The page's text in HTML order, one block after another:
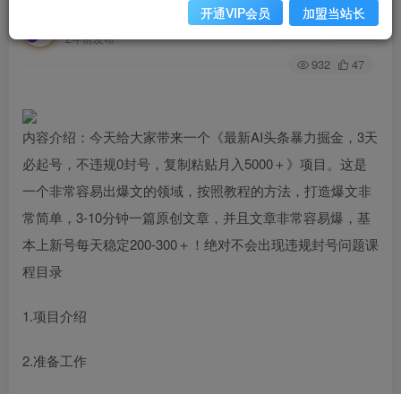
2年前发布
关注 私信
932 47
内容介绍：今天给大家带来一个《最新AI头条暴力掘金，3天
必起号，不违规0封号，复制粘贴月入5000＋》项目。这是
一个非常容易出爆文的领域，按照教程的方法，打造爆文非
常简单，3-10分钟一篇原创文章，并且文章非常容易爆，基
本上新号每天稳定200-300＋！绝对不会出现违规封号问题课
程目录
1.项目介绍
2.准备工作
开通VIP会员 加盟当站长